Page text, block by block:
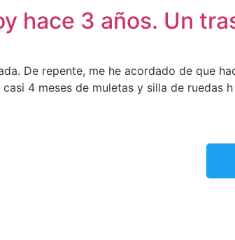
hace 3 años. Un
De repente, me he acordado de que
4 meses de muletas y silla de